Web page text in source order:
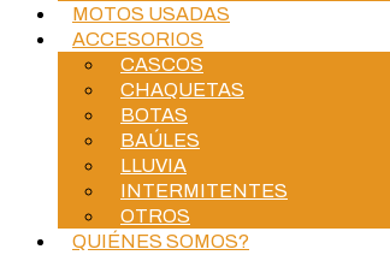
MOTOS USADAS
ACCESORIOS
CASCOS
CHAQUETAS
BOTAS
BAÚLES
LLUVIA
INTERMITENTES
OTROS
QUIÉNES SOMOS?